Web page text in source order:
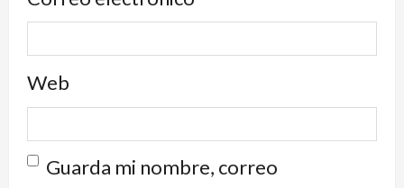
Web
Guarda mi nombre, correo